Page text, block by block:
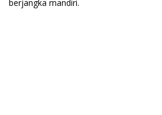
berjangka mandiri.